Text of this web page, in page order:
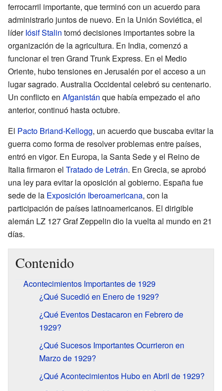
ferrocarril importante, que terminó con un acuerdo para
administrarlo juntos de nuevo. En la Unión Soviética, el
líderIósif Stalin tomó decisiones importantes sobre la
organización de la agricultura. En India, comenzó a
funcionar el tren Grand Trunk Express. En el Medio
Oriente, hubo tensiones en Jerusalén por el acceso a un
lugar sagrado. Australia Occidental celebró su centenario.
Un conflicto en Afganistán que había empezado el año
anterior, continuó hasta octubre.
El Pacto Briand-Kellogg, un acuerdo que buscaba evitar la
guerra como forma de resolver problemas entre países,
entró en vigor. En Europa, la Santa Sede y el Reino de
Italia firmaron el Tratado de Letrán. En Grecia, se aprobó
una ley para evitar la oposición al gobierno. España fue
sede de la Exposición Iberoamericana, con la
participación de países latinoamericanos. El dirigible
alemán LZ 127 Graf Zeppelin dio la vuelta al mundo en 21
días.
Contenido
Acontecimientos Importantes de 1929
¿Qué Sucedió en Enero de 1929?
¿Qué Eventos Destacaron en Febrero de
1929?
¿Qué Sucesos Importantes Ocurrieron en
Marzo de 1929?
¿Qué Acontecimientos Hubo en Abril de 1929?